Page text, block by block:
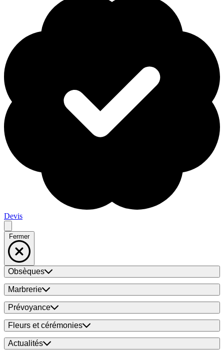
Devis
Fermer
Obsèques
Marbrerie
Prévoyance
Fleurs et cérémonies
Actualités